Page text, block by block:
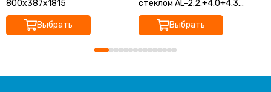
800х387х1815
Выбрать
стеклом AL-2.2.+4.0+4.3
800х387х1815
Выбрать